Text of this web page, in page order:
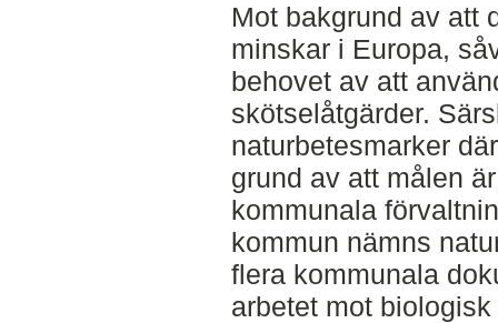
Mot bakgrund av att
minskar i Europa,
behovet av att
skötselåtgärder.
naturbetesmarker
grund av att målen
kommunala
kommun nämns
flera kommunala
arbetet mot